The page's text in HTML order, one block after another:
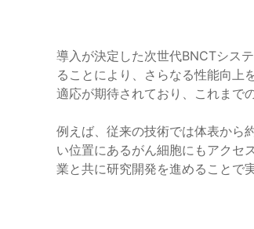
導入が決定した次世代BNCTシス
ることにより、さらなる性能向上
適応が期待されており、これまで
例えば、従来の技術では体表から
い位置にあるがん細胞にもアクセ
業と共に研究開発を進めることで